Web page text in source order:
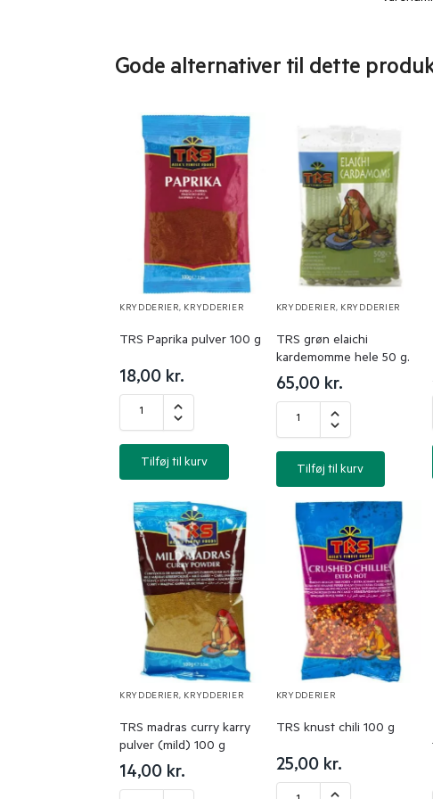
Gode alternativer til dette
KRYDDERIER, KRYDDERIER
TRS Paprika pulver 100 g
18,00 kr.
Tilføj til kurv
KRYDDERIER, KRYDDERIER
TRS grøn elaichi
kardemomme hele 50 g.
65,00 kr.
Tilføj til kurv
KRYDDERIER, KRYDDERIER
TRS madras curry karry
pulver (mild) 100 g
14,00 kr.
KRYDDERIER
TRS knust chili 100 g
25,00 kr.